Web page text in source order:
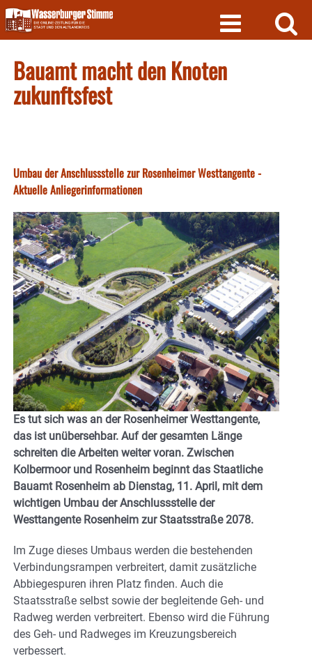
Skip
to
content
Bauamt macht den Knoten
zukunftsfest
Umbau der Anschlussstelle zur Rosenheimer Westtangente -
Aktuelle Anliegerinformationen
Es tut sich was an der Rosenheimer Westtangente,
das ist unübersehbar. Auf der gesamten Länge
schreiten die Arbeiten weiter voran. Zwischen
Kolbermoor und Rosenheim beginnt das Staatliche
Bauamt Rosenheim ab Dienstag, 11. April, mit dem
wichtigen Umbau der Anschlussstelle der
Westtangente Rosenheim zur Staatsstraße 2078.
Im Zuge dieses Umbaus werden die bestehenden
Verbindungsrampen verbreitert, damit zusätzliche
Abbiegespuren ihren Platz finden. Auch die
Staatsstraße selbst sowie der begleitende Geh- und
Radweg werden verbreitert. Ebenso wird die Führung
des Geh- und Radweges im Kreuzungsbereich
verbessert.